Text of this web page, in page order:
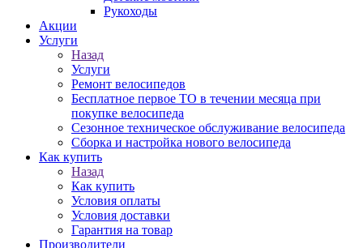
Рукоходы
Акции
Услуги
Назад
Услуги
Ремонт велосипедов
Бесплатное первое ТО в течении месяца при
покупке велосипеда
Сезонное техническое обслуживание велосипеда
Сборка и настройка нового велосипеда
Как купить
Назад
Как купить
Условия оплаты
Условия доставки
Гарантия на товар
Производители